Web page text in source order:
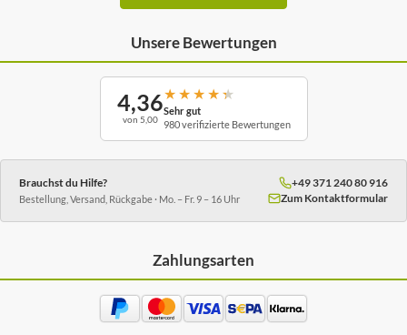
Unsere Bewertungen
4,36
von 5,00
★ ★ ★ ★ ★
Sehr gut
980 verifizierte Bewertungen
Brauchst du Hilfe?
Bestellung, Versand, Rückgabe · Mo. – Fr. 9 – 16 Uhr
+49 371 240 80 916
Zum Kontaktformular
Zahlungsarten